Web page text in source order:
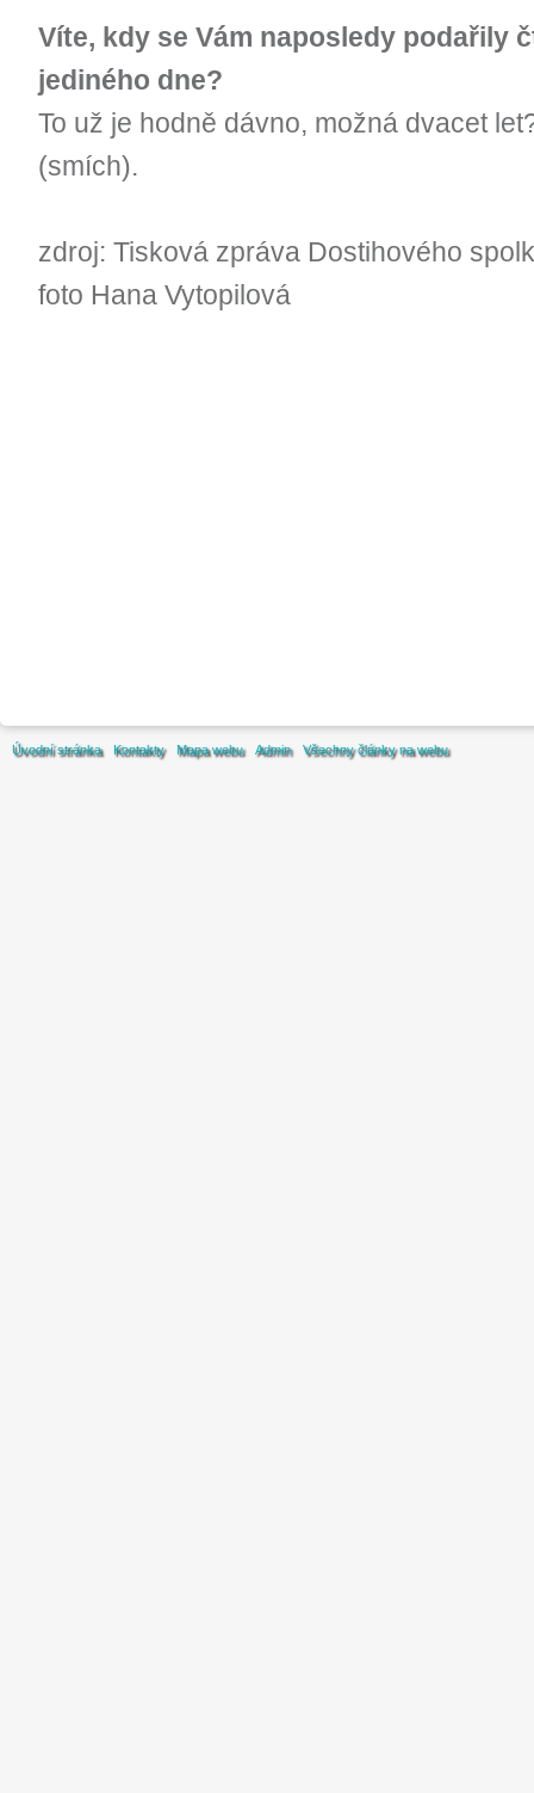
Víte, kdy se Vám naposledy podařily
jediného dne?
To už je hodně dávno, možná dvacet
(smích).
zdroj: Tisková zpráva Dostihového
foto Hana Vytopilová
Úvodní stránka Kontakty Mapa webu Admin Všechny články na webu